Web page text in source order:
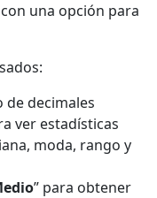
una opción para
de decimales
ver estadísticas
moda, rango y
” para obtener